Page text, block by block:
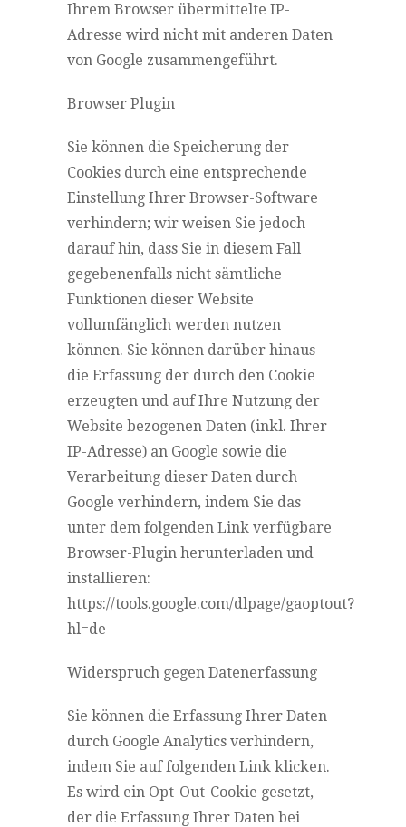
Ihrem Browser übermittelte IP-
Adresse wird nicht mit anderen Daten
von Google zusammengeführt.
Browser Plugin
Sie können die Speicherung der
Cookies durch eine entsprechende
Einstellung Ihrer Browser-Software
verhindern; wir weisen Sie jedoch
darauf hin, dass Sie in diesem Fall
gegebenenfalls nicht sämtliche
Funktionen dieser Website
vollumfänglich werden nutzen
können. Sie können darüber hinaus
die Erfassung der durch den Cookie
erzeugten und auf Ihre Nutzung der
Website bezogenen Daten (inkl. Ihrer
IP-Adresse) an Google sowie die
Verarbeitung dieser Daten durch
Google verhindern, indem Sie das
unter dem folgenden Link verfügbare
Browser-Plugin herunterladen und
installieren:
https://tools.google.com/dlpage/gaoptout?
hl=de
Widerspruch gegen Datenerfassung
Sie können die Erfassung Ihrer Daten
durch Google Analytics verhindern,
indem Sie auf folgenden Link klicken.
Es wird ein Opt-Out-Cookie gesetzt,
der die Erfassung Ihrer Daten bei